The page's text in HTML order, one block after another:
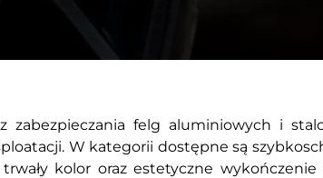
zabezpieczania felg aluminiowych i
W kategorii dostępne są
kolor oraz estetyczne wykończenie